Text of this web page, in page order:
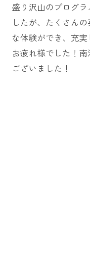
盛り沢山のプログ
したが、たくさん
な体験ができ、充
お疲れ様でした！
ございました！